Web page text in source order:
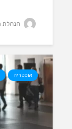
הנהלת
אוסטריה